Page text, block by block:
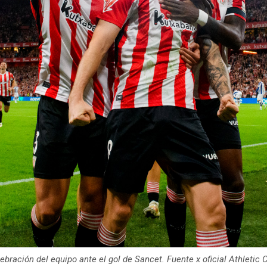
del equipo ante el gol de Sancet. Fuente x oficial Athletic